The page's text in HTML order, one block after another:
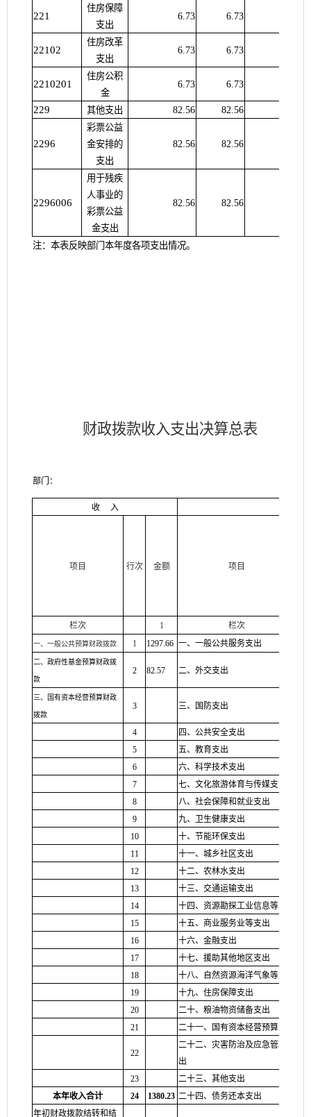
221
住房保障
支出
6.73 6.73
22102
住房改革
支出
6.73 6.73
2210201
住房公积
金
6.73 6.73
229 其他支出 82.56 82.56
2296
彩票公益
金安排的
支出
82.56 82.56
2296006
用于残疾
人事业的
彩票公益
金支出
82.56 82.56
注：本表反映部门本年度各项支出情况。
财政拨款收入支出决算总表
部门：
收 入
项目 行次 金额 项目
栏次 1 栏次
一、一般公共预算财政拨款 1 1297.66 一、一般公共服务支出
二、政府性基金预算财政拨
款
2 82.57 二、外交支出
三、国有资本经营预算财政
拨款
3 三、国防支出
4 四、公共安全支出
5
五、教育支出
6
六、科学技术支出
7
七、文化旅游体育与传媒支出
8
八、社会保障和就业支出
9
九、卫生健康支出
10
十、节能环保支出
11
十一、城乡社区支出
12
十二、农林水支出
13
十三、交通运输支出
14
十四、资源勘探工业信息等支出
15
十五、商业服务业等支出
16
十六、金融支出
17
十七、援助其他地区支出
18
十八、自然资源海洋气象等支出
19
十九、住房保障支出
20
二十、粮油物资储备支出
21
二十一、国有资本经营预算支出
22
二十二、灾害防治及应急管理支
出
23 二十三、其他支出
本年收入合计
24 1380.23 二十四、债务还本支出
年初财政拨款结转和结